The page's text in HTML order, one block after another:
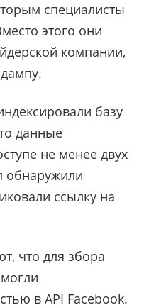
специалисты
этого они
компании,
базу
данные
не менее двух
обнаружили
ссылку на
что для збора
в API Facebook.